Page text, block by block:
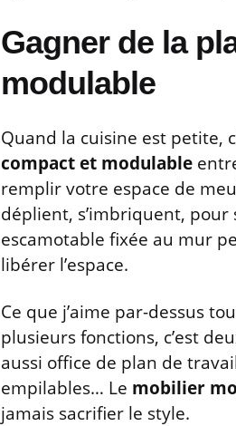
Gagner de la
modulable
Quand la cuisine est petite,
compact et modulable
remplir votre espace de
déplient, s’imbriquent, pour
escamotable fixée au mur
libérer l’espace.
Ce que j’aime par-dessus
plusieurs fonctions, c’est
aussi office de plan de
empilables… Le mobilier
jamais sacrifier le style.